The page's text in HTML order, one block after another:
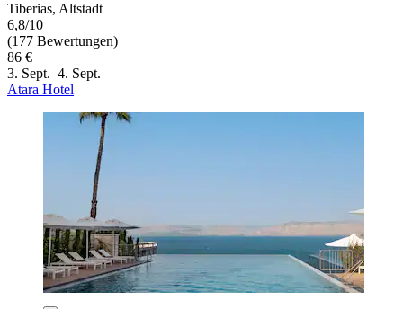
Tiberias, Altstadt
6,8/10
(177 Bewertungen)
86 €
3. Sept.–4. Sept.
Atara Hotel